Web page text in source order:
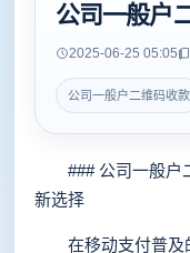
公司一般户
2025-06-25 05:05
公司一般户二维码收款
### 公司一般户
新选择
在移动支付普及